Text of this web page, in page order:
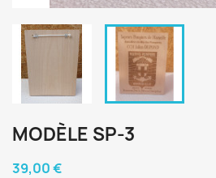
MODÈLE SP-3
39,00 €